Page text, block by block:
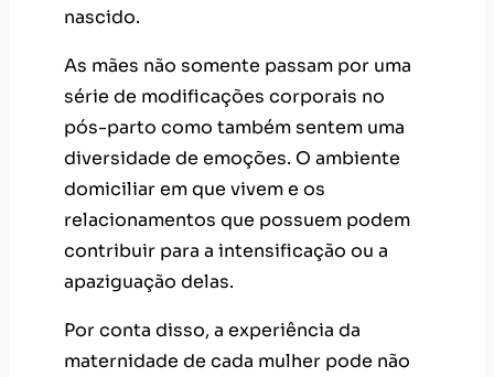
nascido.
As mães não somente passam por uma
série de modificações corporais no
pós-parto como também sentem uma
diversidade de emoções. O ambiente
domiciliar em que vivem e os
relacionamentos que possuem podem
contribuir para a intensificação ou a
apaziguação delas.
Por conta disso, a experiência da
maternidade de cada mulher pode não